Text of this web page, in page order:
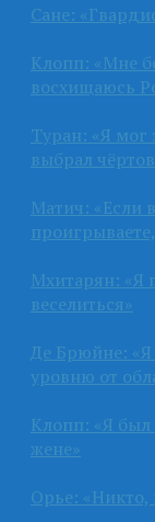
Сане:
Клопп: «Мне
восхищаюсь
Туран: «Я мог
выбрал
Матич: «Если
Мхитарян: «Я
веселиться»
Де Брюйне: «Я
уровню от
Клопп: «Я был
жене»
Орье: